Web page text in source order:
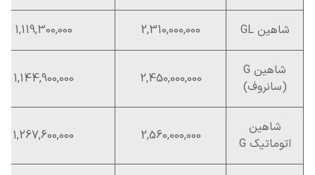
شاهین GL 2,310,000,000
1,119,300,000
شاهین G
(سانروف)
2,450,000,000
1,144,900,000
شاهین
اتوماتیک G
2,560,000,000
1,267,600,000